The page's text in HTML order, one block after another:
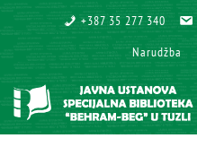
+387 35 277 340
+387 35 277 340
Narudžba
Narudžba